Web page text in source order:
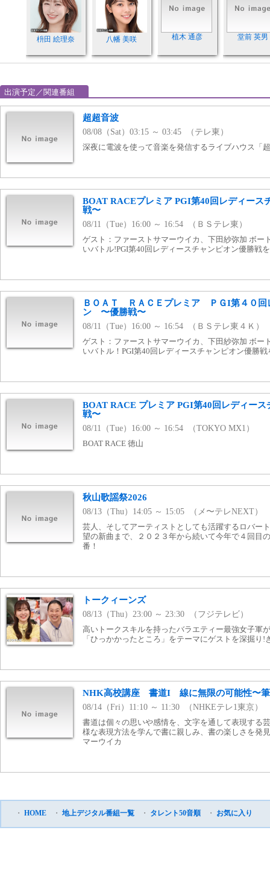
枡田 絵理奈 八幡 美咲 植木 通彦 堂前 英男
出演予定／関連番組
超超音波
08/08（Sat）03:15 ～ 03:45 （テレ東）
深夜に電波を使って音楽を発信するライブハウス「
BOAT RACEプレミア PGI第40回レディース
戦〜
08/11（Tue）16:00 ～ 16:54 （ＢＳテレ東）
ゲスト：ファーストサマーウイカ、下田紗弥加 ボー
いバトル!PGI第40回レディースチャンピオン優勝戦
ＢＯＡＴ ＲＡＣＥプレミア ＰＧI第４０回
ン 〜優勝戦〜
08/11（Tue）16:00 ～ 16:54 （ＢＳテレ東４Ｋ）
ゲスト：ファーストサマーウイカ、下田紗弥加 ボー
いバトル！PGI第40回レディースチャンピオン優勝戦
BOAT RACE プレミア PGI第40回レディース
戦〜
08/11（Tue）16:00 ～ 16:54 （TOKYO MX1）
BOAT RACE 徳山
秋山歌謡祭2026
08/13（Thu）14:05 ～ 15:05 （メ〜テレNEXT）
芸人、そしてアーティストとしても活躍するロバー
望の新曲まで、２０２３年から続いて今年で４回目
番！
トークィーンズ
08/13（Thu）23:00 ～ 23:30 （フジテレビ）
高いトークスキルを持ったバラエティー最強女子軍
「ひっかかったところ」をテーマにゲストを深掘り
NHK高校講座 書道I 線に無限の可能性〜筆
08/14（Fri）11:10 ～ 11:30 （NHKEテレ1東京）
書道は個々の思いや感情を、文字を通して表現する
様な表現方法を学んで書に親しみ、書の楽しさを発
マーウイカ
・ HOME ・ 地上デジタル番組一覧 ・ タレント50音順 ・ お気に入り